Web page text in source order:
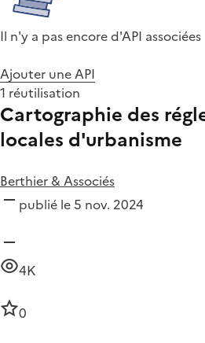
Il n'y a pas encore d'API associées
Ajouter une API
1 réutilisation
Cartographie des
locales d'urbanisme
Berthier & Associés
publié le 5 nov. 2024
4K
0